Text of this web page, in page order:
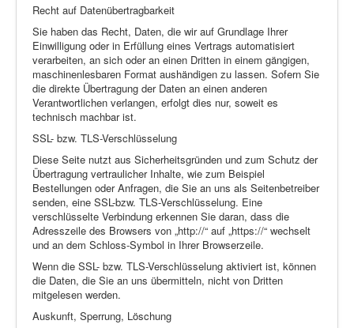
Recht auf Datenübertragbarkeit
Sie haben das Recht, Daten, die wir auf Grundlage Ihrer
Einwilligung oder in Erfüllung eines Vertrags automatisiert
verarbeiten, an sich oder an einen Dritten in einem gängigen,
maschinenlesbaren Format aushändigen zu lassen. Sofern Sie
die direkte Übertragung der Daten an einen anderen
Verantwortlichen verlangen, erfolgt dies nur, soweit es
technisch machbar ist.
SSL- bzw. TLS-Verschlüsselung
Diese Seite nutzt aus Sicherheitsgründen und zum Schutz der
Übertragung vertraulicher Inhalte, wie zum Beispiel
Bestellungen oder Anfragen, die Sie an uns als Seitenbetreiber
senden, eine SSL-bzw. TLS-Verschlüsselung. Eine
verschlüsselte Verbindung erkennen Sie daran, dass die
Adresszeile des Browsers von „http://“ auf „https://“ wechselt
und an dem Schloss-Symbol in Ihrer Browserzeile.
Wenn die SSL- bzw. TLS-Verschlüsselung aktiviert ist, können
die Daten, die Sie an uns übermitteln, nicht von Dritten
mitgelesen werden.
Auskunft, Sperrung, Löschung